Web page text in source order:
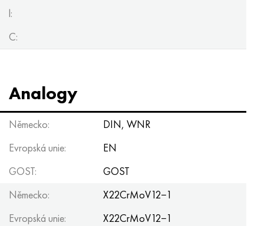
l:
C:
Analogy
Německo:
DIN, WNR
Evropská unie:
EN
GOST:
GOST
Německo:
X22CrMoV12−1
Evropská unie:
X22CrMoV12−1